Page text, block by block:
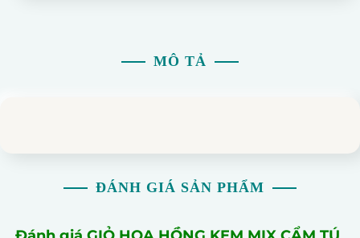
MÔ TẢ
ĐÁNH GIÁ SẢN PHẨM